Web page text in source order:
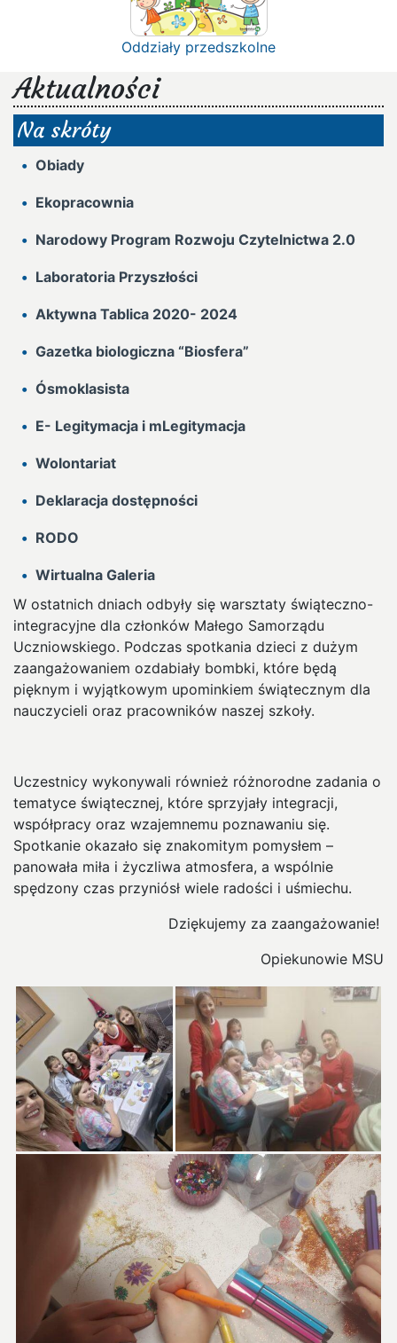
Oddziały przedszkolne
Aktualności
Na skróty
Obiady
Ekopracownia
Narodowy Program Rozwoju Czytelnictwa 2.0
Laboratoria Przyszłości
Aktywna Tablica 2020- 2024
Gazetka biologiczna “Biosfera”
Ósmoklasista
E- Legitymacja i mLegitymacja
Wolontariat
Deklaracja dostępności
RODO
Wirtualna Galeria
W ostatnich dniach odbyły się warsztaty świąteczno-
integracyjne dla członków Małego Samorządu
Uczniowskiego. Podczas spotkania dzieci z dużym
zaangażowaniem ozdabiały bombki, które będą
pięknym i wyjątkowym upominkiem świątecznym dla
nauczycieli oraz pracowników naszej szkoły.
Uczestnicy wykonywali również różnorodne zadania o
tematyce świątecznej, które sprzyjały integracji,
współpracy oraz wzajemnemu poznawaniu się.
Spotkanie okazało się znakomitym pomysłem –
panowała miła i życzliwa atmosfera, a wspólnie
spędzony czas przyniósł wiele radości i uśmiechu.
Dziękujemy za zaangażowanie!
Opiekunowie MSU